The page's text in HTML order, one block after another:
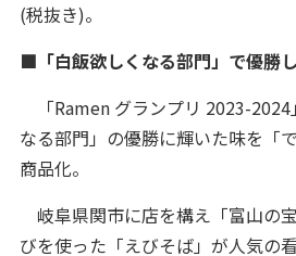
(税抜き)。
■「白飯欲しくなる部門」で優勝
「Ramen グランプリ 2023-2024
なる部門」の優勝に輝いた味を「
商品化。
岐阜県関市に店を構え「富山の
びを使った「えびそば」が人気の